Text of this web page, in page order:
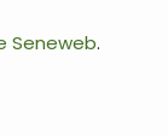
Seneweb.